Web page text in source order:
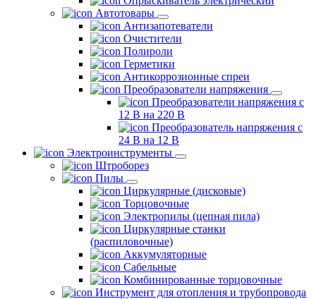
Автотовары
Антизапотеватели
Очистители
Полироли
Герметики
Антикоррозионные спреи
Преобразователи напряжения
Преобразователи напряжения с
12 В на 220 В
Преобразователь напряжения с
24 В на 12 В
Электроинструменты
Штроборез
Пилы
Циркулярные (дисковые)
Торцовочные
Электропилы (цепная пила)
Циркулярные станки
(распиловочные)
Аккумуляторные
Сабельные
Комбинированные торцовочные
Инструмент для отопления и трубопровода